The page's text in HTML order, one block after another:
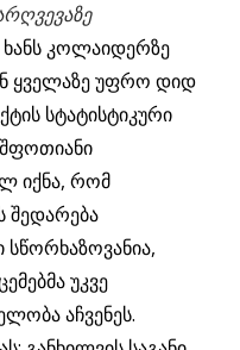
კოლაიდერზე
ყველაზე უფრო დიდ
სტატისტიკური
იქნა, რომ
შედარება
სწორხაზოვანია,
უკვე
აჩვენეს.